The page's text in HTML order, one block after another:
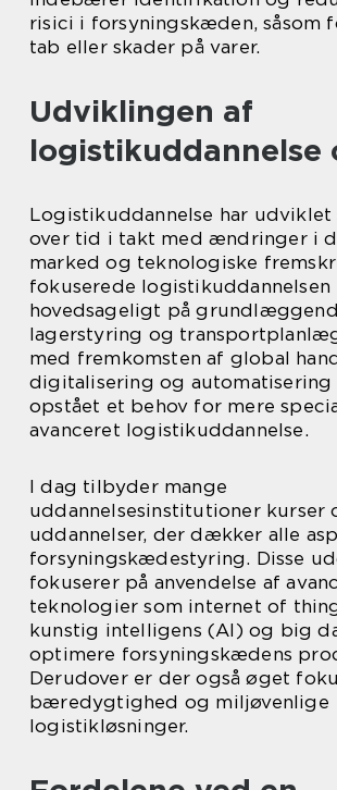
risici i forsyningskæden, såsom
tab eller skader på varer.
Udviklingen af
logistikuddannelse
Logistikuddannelse har udviklet
over tid i takt med ændringer i
marked og teknologiske
fokuserede logistikuddannelsen
hovedsageligt på
lagerstyring og
med fremkomsten af global
digitalisering og automatisering
opstået et behov for mere
avanceret logistikuddannelse.
I dag tilbyder mange
uddannelsesinstitutioner kurser
uddannelser, der dækker alle
forsyningskædestyring. Disse
fokuserer på anvendelse af
teknologier som internet of
kunstig intelligens (AI) og big
optimere forsyningskædens
Derudover er der også øget
bæredygtighed og miljøvenlige
logistikløsninger.